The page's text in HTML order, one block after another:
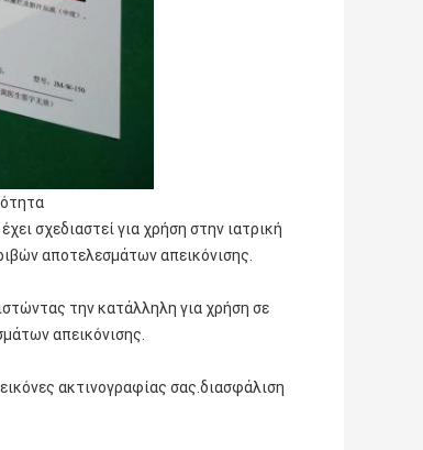
σχεδιαστεί για χρήση στην ιατρική
αποτελεσμάτων απεικόνισης.
την κατάλληλη για χρήση σε
απεικόνισης.
ακτινογραφίας σας.διασφάλιση